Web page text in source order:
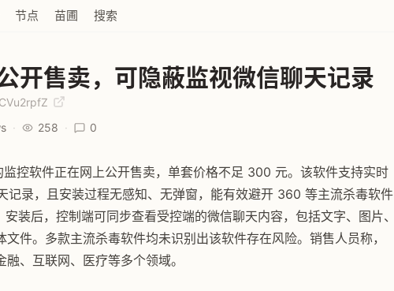
节点 苗圃 搜索
开售卖，可隐蔽监视微信聊天记录
· 258 · 0
监控软件正在网上公开售卖，单套价格不足 300 元。该软件支持实时
记录，且安装过程无感知、无弹窗，能有效避开 360 等主流杀毒软件
装后，控制端可同步查看受控端的微信聊天内容，包括文字、图片、
件。多款主流杀毒软件均未识别出该软件存在风险。销售人员称，
、互联网、医疗等多个领域。